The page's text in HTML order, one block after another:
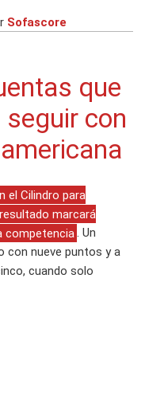
Sofascore
que
seguir con
el Cilindro para
marcará
competencia . Un
con nueve puntos y a
cuando solo